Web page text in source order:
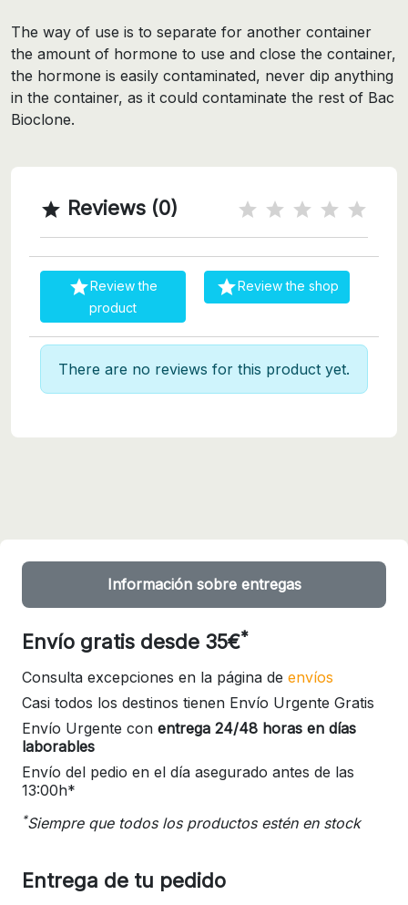
The way of use is to separate for another container
the amount of hormone to use and close the container,
the hormone is easily contaminated, never dip anything
in the container, as it could contaminate the rest of Bac
Bioclone.
 Reviews (0)
Review the
product
Review the shop
There are no reviews for this product yet.
Información sobre entregas
Envío gratis desde 35€*
Consulta excepciones en la página de envíos
Casi todos los destinos tienen Envío Urgente Gratis
Envío Urgente con entrega 24/48 horas en días
laborables
Envío del pedio en el día asegurado antes de las
13:00h*
*Siempre que todos los productos estén en stock
Entrega de tu pedido